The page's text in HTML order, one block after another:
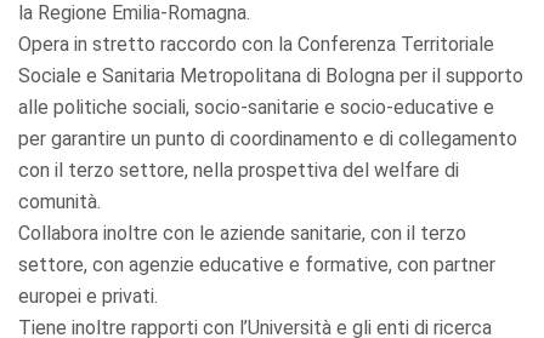
la Regione Emilia-Romagna.
Opera in stretto raccordo con la Conferenza Territoriale
Sociale e Sanitaria Metropolitana di Bologna per il supporto
alle politiche sociali, socio-sanitarie e socio-educative e
per garantire un punto di coordinamento e di collegamento
con il terzo settore, nella prospettiva del welfare di
comunità.
Collabora inoltre con le aziende sanitarie, con il terzo
settore, con agenzie educative e formative, con partner
europei e privati.
Tiene inoltre rapporti con l’Università e gli enti di ricerca